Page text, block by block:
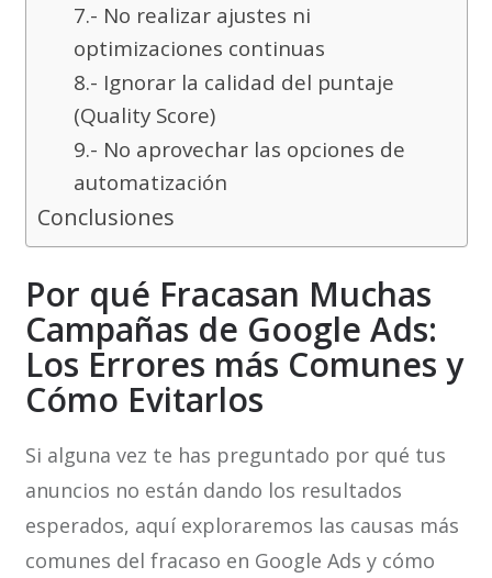
7.- No realizar ajustes ni
optimizaciones continuas
8.- Ignorar la calidad del puntaje
(Quality Score)
9.- No aprovechar las opciones de
automatización
Conclusiones
Por qué Fracasan Muchas
Campañas de Google Ads:
Los Errores más Comunes y
Cómo Evitarlos
Si alguna vez te has preguntado por qué tus
anuncios no están dando los resultados
esperados, aquí exploraremos las causas más
comunes del fracaso en Google Ads y cómo